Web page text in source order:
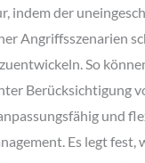
indem der
Angriffsszenarien
So
Berücksichtigung
und
Es legt